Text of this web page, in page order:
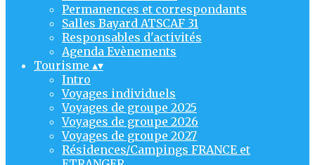
Permanences et correspondants
Salles Bayard ATSCAF 31
Responsables d'activités
Agenda Evènements
Tourisme ▴▾
Intro
Voyages individuels
Voyages de groupe 2025
Voyages de groupe 2026
Voyages de groupe 2027
Résidences/Campings FRANCE et